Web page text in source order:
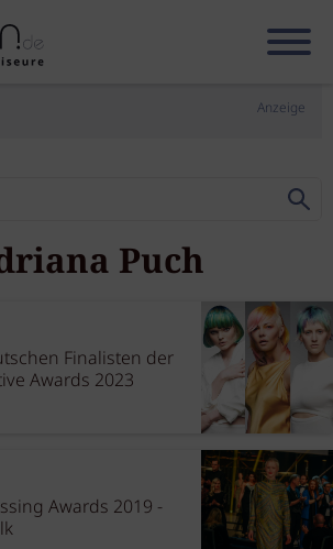
Anzeige
Puch
Finalisten der
Awards 2023
Awards 2019 -